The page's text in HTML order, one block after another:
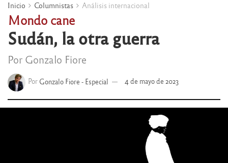
Inicio Columnistas Análisis internacional
Mondo cane
Sudán, la otra guerra
Por Gonzalo Fiore
Por Gonzalo Fiore - Especial 4 de mayo de 2023